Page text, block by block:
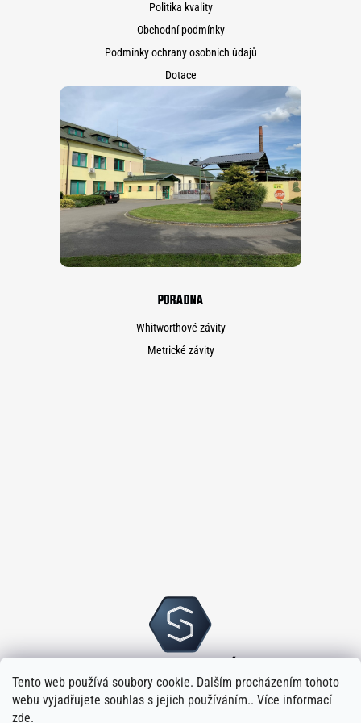
Tento web používá soubory cookie. Dalším procházením tohoto
webu vyjadřujete souhlas s jejich používáním.. Více informací
zde.
Politika kvality
Obchodní podmínky
Podmínky ochrany osobních údajů
Dotace
PORADNA
Whitworthové závity
Metrické závity